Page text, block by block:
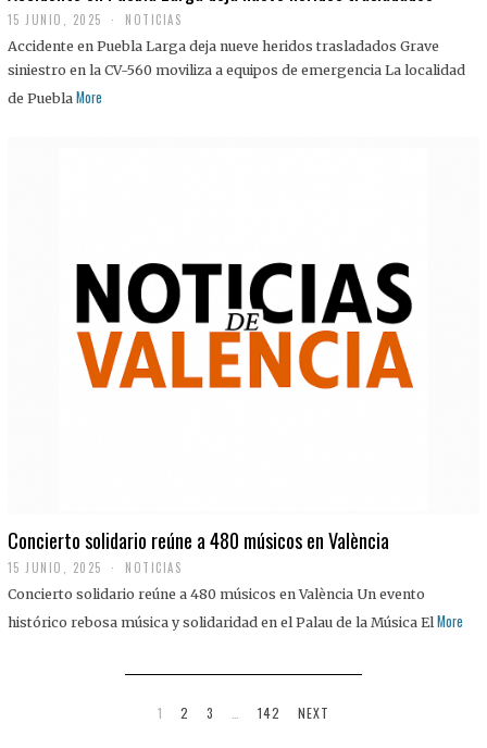
15 JUNIO, 2025 NOTICIAS
Accidente en Puebla Larga deja nueve heridos trasladados Grave
siniestro en la CV-560 moviliza a equipos de emergencia La localidad
de Puebla More
Concierto solidario reúne a 480 músicos en València
15 JUNIO, 2025 NOTICIAS
Concierto solidario reúne a 480 músicos en València Un evento
histórico rebosa música y solidaridad en el Palau de la Música El More
1 2 3 142 NEXT